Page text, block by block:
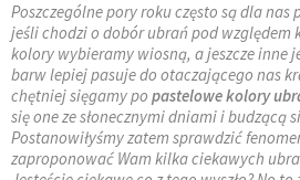
Poszczególne pory roku często są dla
jeśli chodzi o dobór ubrań pod względem
kolory wybieramy wiosną, a jeszcze inne
barw lepiej pasuje do otaczającego nas
chętniej sięgamy po pastelowe kolory
się one ze słonecznymi dniami i budzącą
Postanowiłyśmy zatem sprawdzić
zaproponować Wam kilka ciekawych